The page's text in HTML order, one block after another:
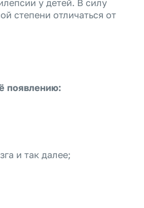
у детей. В силу
степени отличаться от
появлению:
и так далее;